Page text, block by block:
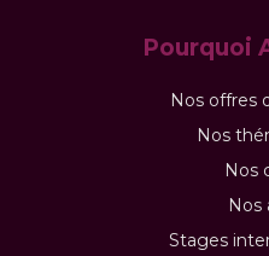
Pourquoi
Nos offres
Nos
Nos
Nos
Stages